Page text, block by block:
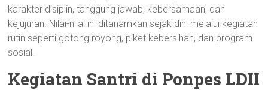
karakter disiplin, tanggung jawab, kebersamaan, dan
kejujuran. Nilai-nilai ini ditanamkan sejak dini melalui kegiatan
rutin seperti gotong royong, piket kebersihan, dan program
sosial.
Kegiatan Santri di Ponpes LDII